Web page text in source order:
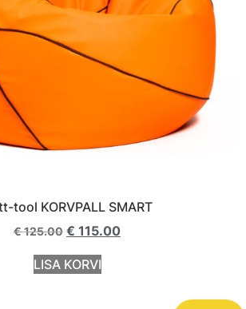
tool KORVPALL SMART
€125.00 € 115.00
LISA KORVI